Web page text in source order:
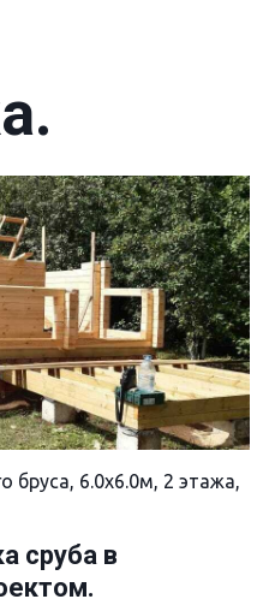
бруса, 6.0х6.0м, 2 этажа,
сруба в